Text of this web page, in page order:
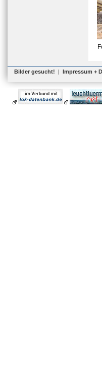
Bilder gesucht! | Impressum +